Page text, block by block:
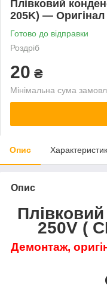
Плівковий
205K) —
Готово до відправки
Роздріб
20 ₴
Мінімальна сума
Опис
Опис
250V (
Демонтаж,